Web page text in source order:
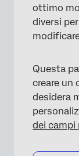
ottimo
diversi
Questa
creare un
desidera
dei campi